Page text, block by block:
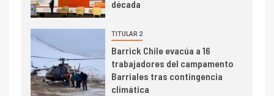
trimestre
I+D
Informe bimensual de
Cochilco: precio del cobre
alcanza máximos por escasez
década
TITULAR 2
Barrick Chile evacúa a 16
trabajadores del campamento
Barriales tras contingencia
climática